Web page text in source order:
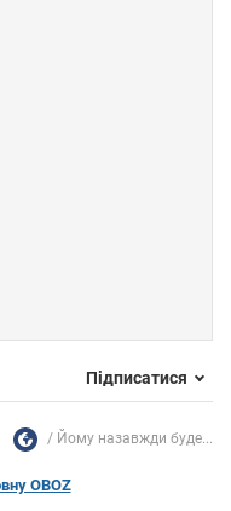
Підписатися
Йому назавжди буде...
OBOZ